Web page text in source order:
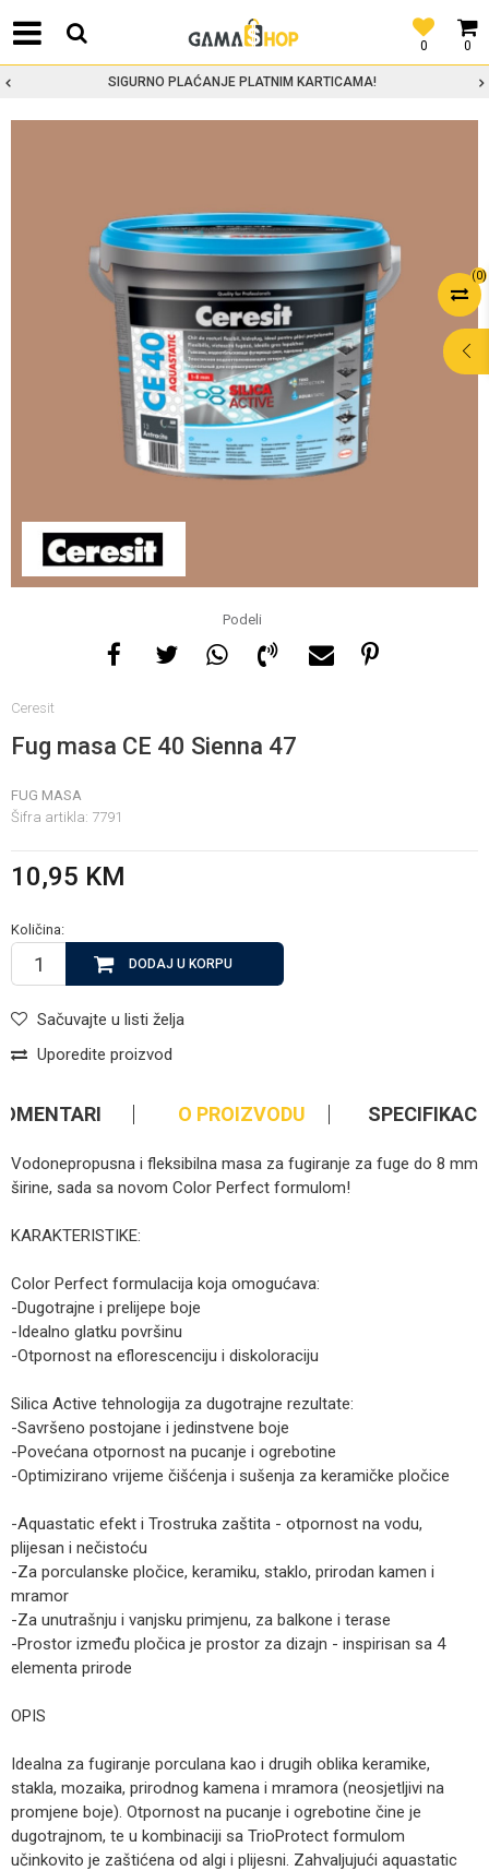
0
0
SIGURNO PLAĆANJE PLATNIM KARTICAMA!
(0)
Podeli
Ceresit
Fug masa CE 40 Sienna 47
FUG MASA
Šifra artikla: 7791
10,95 KM
Količina:
DODAJ U KORPU
Sačuvajte u listi želja
Uporedite proizvod
POMOĆ PRI
KUPOVINI
nedelje
O PROIZVODU
Vodonepropusna i fleksibilna masa za fugiranje za fuge do 8 mm
širine, sada sa novom Color Perfect formulom!
KARAKTERISTIKE:
Color Perfect formulacija koja omogućava:
-Dugotrajne i prelijepe boje
-Idealno glatku površinu
-Otpornost na eflorescenciju i diskoloraciju
Silica Active tehnologija za dugotrajne rezultate:
-Savršeno postojane i jedinstvene boje
-Povećana otpornost na pucanje i ogrebotine
-Optimizirano vrijeme čišćenja i sušenja za keramičke pločice
-Aquastatic efekt i Trostruka zaštita - otpornost na vodu,
plijesan i nečistoću
-Za porculanske pločice, keramiku, staklo, prirodan kamen i
mramor
-Za unutrašnju i vanjsku primjenu, za balkone i terase
-Prostor između pločica je prostor za dizajn - inspirisan sa 4
elementa prirode
OPIS
Idealna za fugiranje porculana kao i drugih oblika keramike,
stakla, mozaika, prirodnog kamena i mramora (neosjetljivi na
promjene boje). Otpornost na pucanje i ogrebotine čine je
dugotrajnom, te u kombinaciji sa TrioProtect formulom
učinkovito je zaštićena od algi i plijesni. Zahvaljujući aquastatic